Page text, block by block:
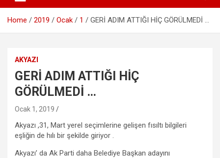
Home 2019 Ocak 1 GERİ ADIM ATTIĞI HİÇ GÖRÜLMEDİ …
AKYAZI
GERİ ADIM ATTIĞI HİÇ
GÖRÜLMEDİ …
Ocak 1, 2019
Akyazı ,31, Mart yerel seçimlerine gelişen fısıltı bilgileri
eşliğin de hılı bir şekilde giriyor .
Akyazı’ da Ak Parti daha Belediye Başkan adayını